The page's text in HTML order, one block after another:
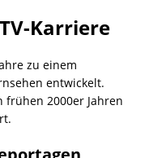
Karriere
zu einem
entwickelt.
frühen 2000er Jahren